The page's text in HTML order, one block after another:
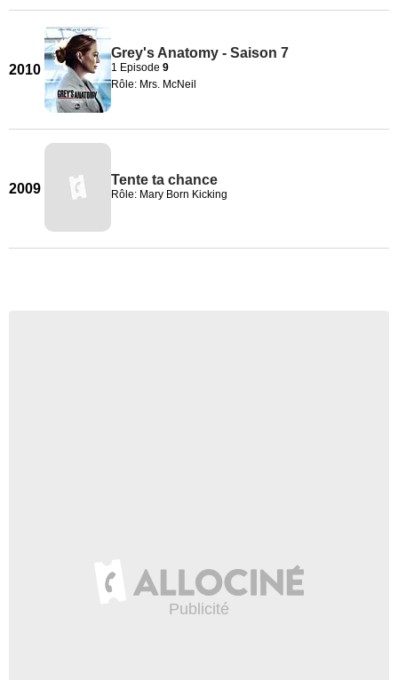
2010
Grey's Anatomy - Saison 7
1 Episode 9
Rôle: Mrs. McNeil
2009
Tente ta chance
Rôle: Mary Born Kicking